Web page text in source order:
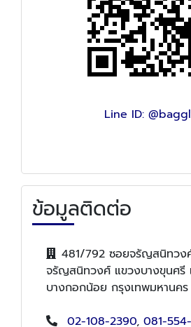
Line ID:
ข้อมูลติดต่อ
481/792 ซอยจรัญสนิทวง
จรัญสนิทวงศ์ แขวงบางขุนศรี
บางกอกน้อย กรุงเทพมหานค
02-108-2390, 081-